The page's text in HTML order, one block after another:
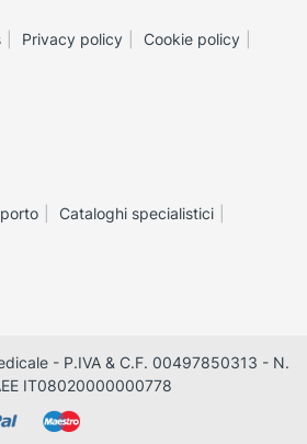
Privacy policy
Cookie policy
Cataloghi specialistici
- P.IVA & C.F. 00497850313 - N.
IT08020000000778